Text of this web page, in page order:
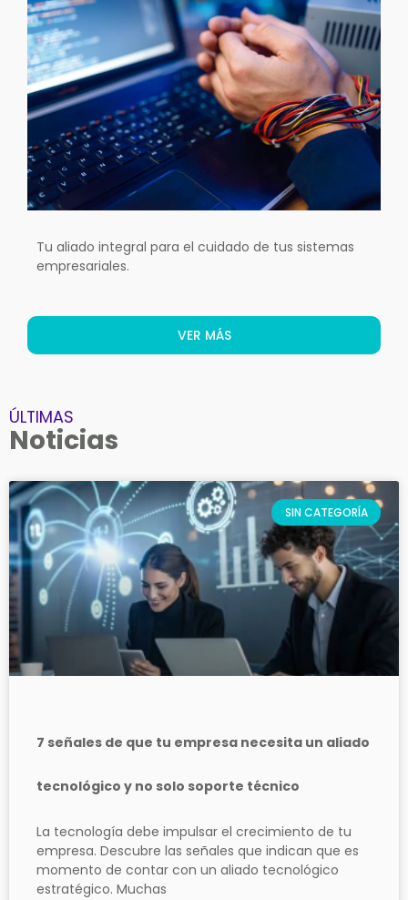
Tu aliado integral para el cuidado de tus sistemas
empresariales.
VER MÁS
ÚLTIMAS
Noticias
SIN CATEGORÍA
7 señales de que tu empresa necesita un aliado
tecnológico y no solo soporte técnico
La tecnología debe impulsar el crecimiento de tu
empresa. Descubre las señales que indican que es
momento de contar con un aliado tecnológico
estratégico. Muchas